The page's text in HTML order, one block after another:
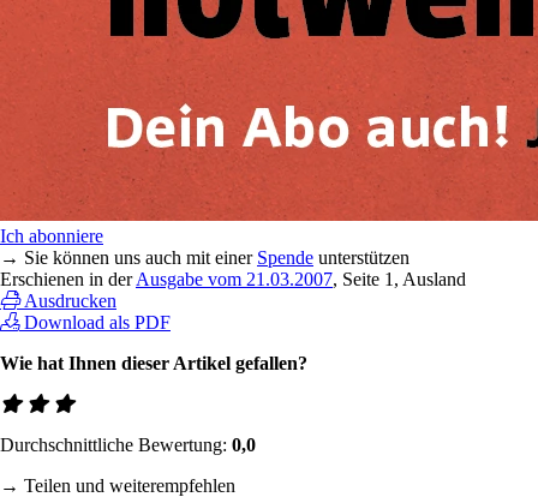
Ich abonniere
→ Sie können uns auch mit einer Spende unterstützen
Erschienen in derAusgabe vom 21.03.2007, Seite 1, Ausland
Ausdrucken
Download als PDF
Wie hat Ihnen dieser Artikel gefallen?
Durchschnittliche Bewertung: 0,0
→ Teilen und weiterempfehlen